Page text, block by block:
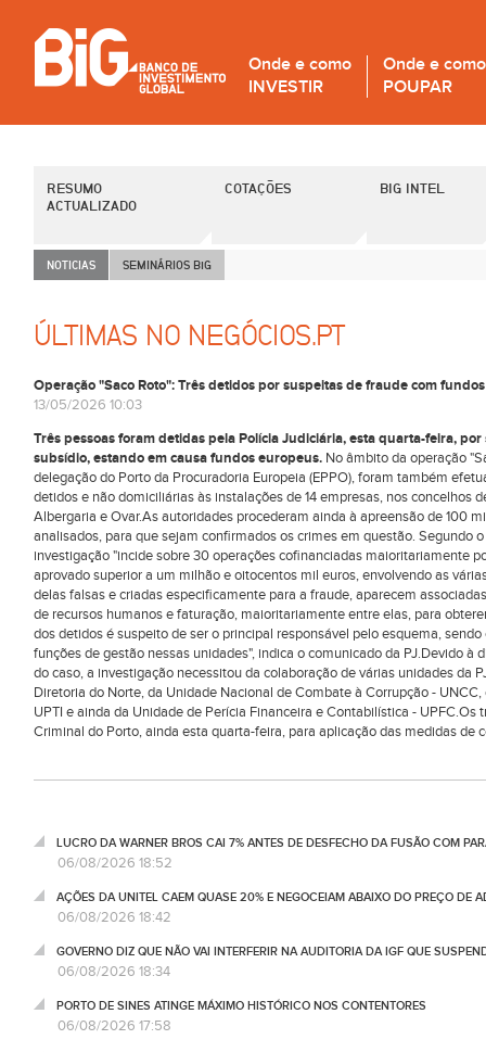
Onde e como
INVESTIR
Onde e como
POUPAR
RESUMO
ACTUALIZADO
COTAÇÕES BIG INTEL
NOTICIAS SEMINÁRIOS BiG
ÚLTIMAS NO NEGÓCIOS.PT
Operação "Saco Roto": Três detidos por suspeitas de fraude com
13/05/2026 10:03
Três pessoas foram detidas pela Polícia Judiciária, esta quarta-feira,
subsídio, estando em causa fundos europeus. No âmbito da operação
delegação do Porto da Procuradoria Europeia (EPPO), foram também
detidos e não domiciliárias às instalações de 14 empresas, nos concelhos
Albergaria e Ovar.As autoridades procederam ainda à apreensão de 100
analisados, para que sejam confirmados os crimes em questão. Segundo
investigação "incide sobre 30 operações cofinanciadas maioritariamente
aprovado superior a um milhão e oitocentos mil euros, envolvendo as
delas falsas e criadas especificamente para a fraude, aparecem
de recursos humanos e faturação, maioritariamente entre elas, para
dos detidos é suspeito de ser o principal responsável pelo esquema,
funções de gestão nessas unidades", indica o comunicado da PJ.Devido
do caso, a investigação necessitou da colaboração de várias unidades da
Diretoria do Norte, da Unidade Nacional de Combate à Corrupção -
UPTI e ainda da Unidade de Perícia Financeira e Contabilística -
Criminal do Porto, ainda esta quarta-feira, para aplicação das medidas de
LUCRO DA WARNER BROS CAI 7% ANTES DE DESFECHO DA FUSÃO COM
06/08/2026 18:52
AÇÕES DA UNITEL CAEM QUASE 20% E NEGOCEIAM ABAIXO DO PREÇO DE
06/08/2026 18:42
GOVERNO DIZ QUE NÃO VAI INTERFERIR NA AUDITORIA DA IGF QUE
06/08/2026 18:34
PORTO DE SINES ATINGE MÁXIMO HISTÓRICO NOS CONTENTORES
06/08/2026 17:58